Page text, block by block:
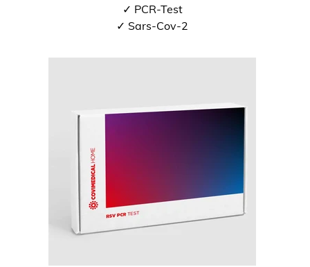
✓ PCR-Test
✓ Sars-Cov-2